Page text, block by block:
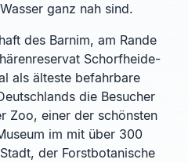
ganz nah sind.
des Barnim, am Rande
Schorfheide-
als älteste befahrbare
die Besucher
Zoo, einer der schönsten
im mit über 300
der Forstbotanische